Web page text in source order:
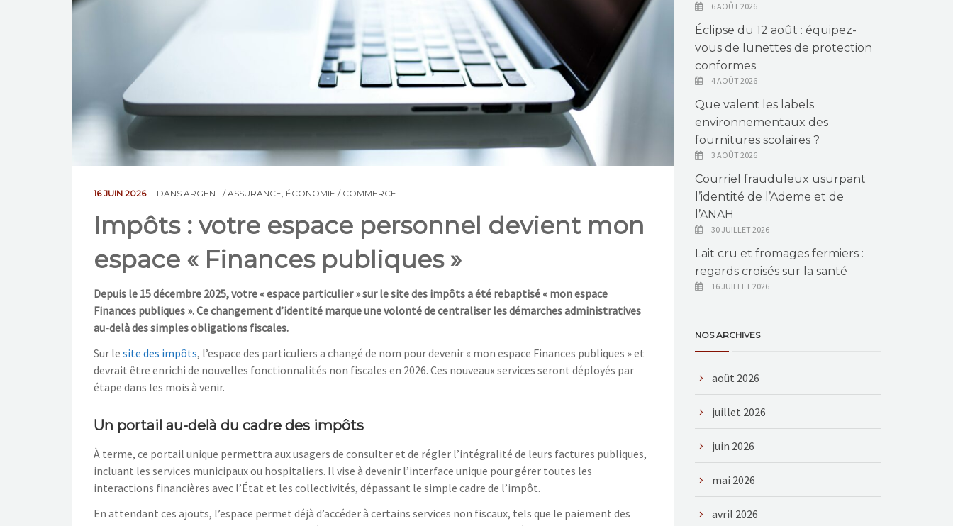
16 JUIN 2026 DANS ARGENT / ASSURANCE ÉCONOMIE / COMMERCE
Impôts : votre espace personnel devient mon
espace « Finances publiques »
Depuis le 15 décembre 2025, votre « espace particulier » sur le site des impôts a été rebaptisé « mon espace
Finances publiques ». Ce changement d’identité marque une volonté de centraliser les démarches administratives
au-delà des simples obligations fiscales.
Sur le site des impôts, l’espace des particuliers a changé de nom pour devenir « mon espace Finances publiques » et
devrait être enrichi de nouvelles fonctionnalités non fiscales en 2026. Ces nouveaux services seront déployés par
étape dans les mois à venir.
Un portail au-delà du cadre des impôts
À terme, ce portail unique permettra aux usagers de consulter et de régler l’intégralité de leurs factures publiques,
incluant les services municipaux ou hospitaliers. Il vise à devenir l’interface unique pour gérer toutes les
interactions financières avec l’État et les collectivités, dépassant le simple cadre de l’impôt.
En attendant ces ajouts, l’espace permet déjà d’accéder à certains services non fiscaux, tels que le paiement des
6 AOÛT 2026
Éclipse du 12 août : équipez-
vous de lunettes de protection
conformes
4 AOÛT 2026
Que valent les labels
environnementaux des
fournitures scolaires ?
3 AOÛT 2026
Courriel frauduleux usurpant
l’identité de l’Ademe et de
l’ANAH
30 JUILLET 2026
Lait cru et fromages fermiers :
regards croisés sur la santé
16 JUILLET 2026
NOS ARCHIVES
août 2026
juillet 2026
juin 2026
mai 2026
avril 2026